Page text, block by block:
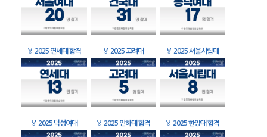
🏅 2025 연세대 합격 🏅 2025 고려대 🏅 2025 서울시립대
🏅 2025 덕성여대 🏅 2025 인하대 합격 🏅 2025 한양대 합격